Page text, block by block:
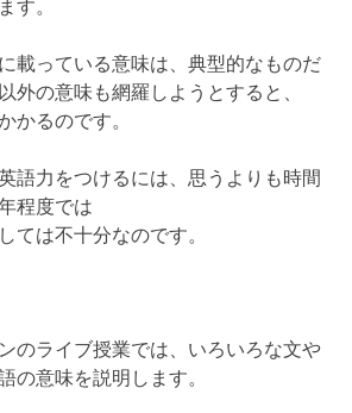
す。
載っている意味は、典型的なものだ
外の意味も網羅しようとすると、
かるのです。
語力をつけるには、思うよりも時間
程度では
ては不十分なのです。
のライブ授業では、いろいろな文や
の意味を説明します。